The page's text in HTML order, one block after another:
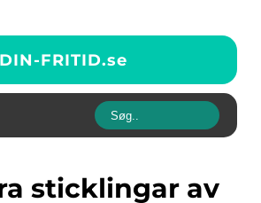
DIN-FRITID.se